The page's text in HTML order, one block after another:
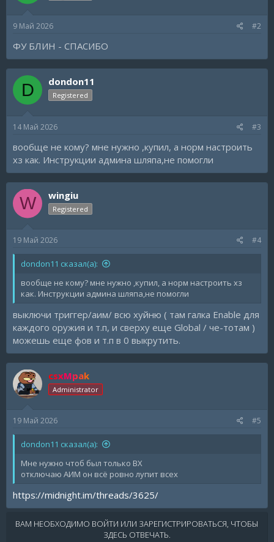
9 Май 2026 #2
ФУ БЛИН - СПАСИБО
D dondon11
Registered
14 Май 2026 #3
вообще не кому? мне нужно ,купил, а норм настроить
хз как. Инструкции админа шляпа,не помогли
W wingiu
Registered
19 Май 2026 #4
dondon11 сказал(а):
вообще не кому? мне нужно ,купил, а норм настроить хз
как. Инструкции админа шляпа,не помогли
выключи триггер/аим/ всю хуйню ( там галка Enable для
каждого оружия и т.п, и сверху еще Global / че-тотам )
можешь еще фов и т.п в 0 выкрутить.
csxMpak
Administrator
19 Май 2026 #5
dondon11 сказал(а):
Мне нужно чтоб был только ВХ
отключаю АИМ он всё ровно лупит всех
https://midnight.im/threads/3625/
ВАМ НЕОБХОДИМО ВОЙТИ ИЛИ ЗАРЕГИСТРИРОВАТЬСЯ, ЧТОБЫ
ЗДЕСЬ ОТВЕЧАТЬ.